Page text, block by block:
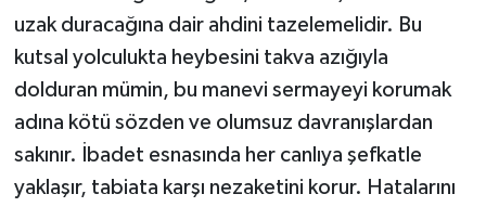
uzak duracağına dair ahdini tazelemelidir. Bu
kutsal yolculukta heybesini takva azığıyla
dolduran mümin, bu manevi sermayeyi korumak
adına kötü sözden ve olumsuz davranışlardan
sakınır. İbadet esnasında her canlıya şefkatle
yaklaşır, tabiata karşı nezaketini korur. Hatalarını
Karaman Müftülüğü
Kars Müftülüğü
Kastamonu Müftülüğü
Kayseri Müftülüğü